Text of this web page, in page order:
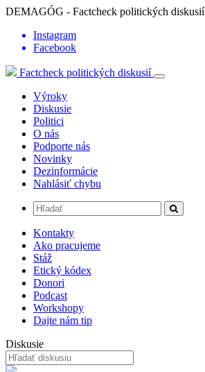
DEMAGÓG - Factcheck politických diskusií
Instagram
Facebook
Factcheck politických diskusií
Výroky
Diskusie
Politici
O nás
Podporte nás
Novinky
Dezinformácie
Nahlásiť chybu
Kontakty
Ako pracujeme
Stáž
Etický kódex
Donori
Podcast
Workshopy
Dajte nám tip
Diskusie